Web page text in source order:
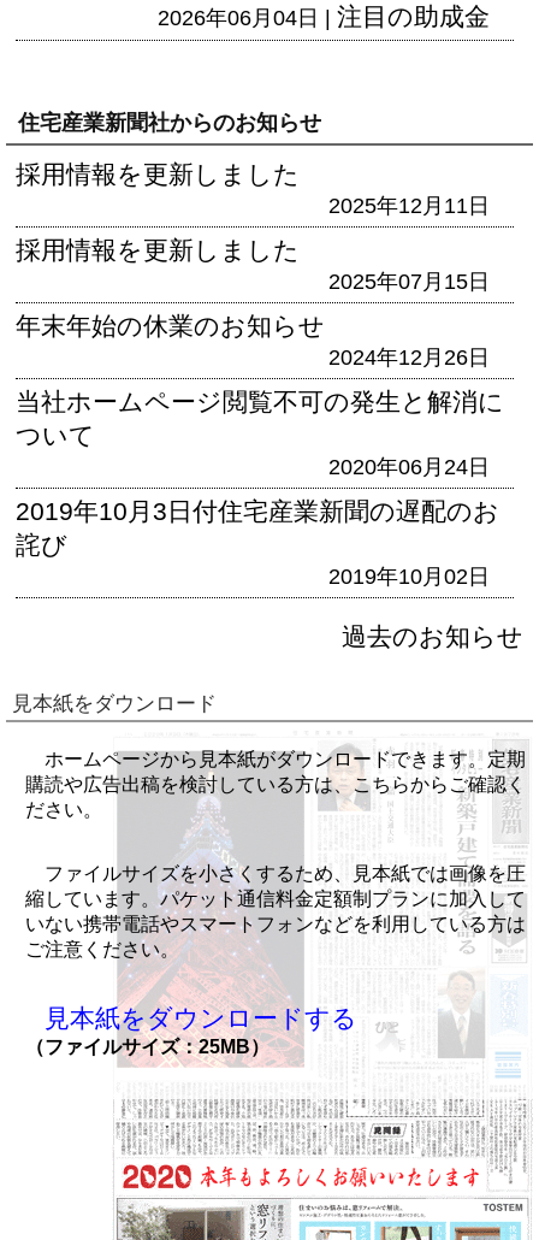
2026年06月04日 | 注目の助成金
住宅産業新聞社からのお知らせ
採用情報を更新しました
2025年12月11日
採用情報を更新しました
2025年07月15日
年末年始の休業のお知らせ
2024年12月26日
当社ホームページ閲覧不可の発生と解消に
ついて
2020年06月24日
2019年10月3日付住宅産業新聞の遅配のお
詫び
2019年10月02日
過去のお知らせ
見本紙をダウンロード
ホームページから見本紙がダウンロードできます。定期
購読や広告出稿を検討している方は、こちらからご確認く
ださい。
ファイルサイズを小さくするため、見本紙では画像を圧
縮しています。パケット通信料金定額制プランに加入して
いない携帯電話やスマートフォンなどを利用している方は
ご注意ください。
見本紙をダウンロードする
（ファイルサイズ：25MB）